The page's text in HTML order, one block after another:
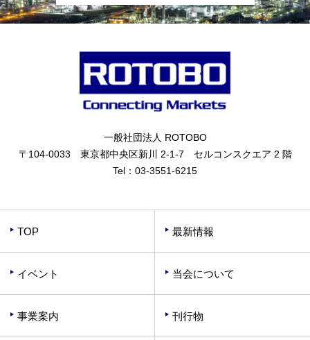
一般社団法人 ROTOBO
〒104-0033 東京都中央区新川 2-1-7 セルコンスクエア 2 階
Tel： 03-3551-6215
TOP 最新情報
イベント 当会について
事業案内 刊行物